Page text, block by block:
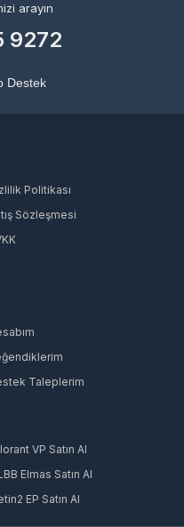
arayın
9272
Destek
Politikası
Sözleşmesi
Taleplerim
VP Satın Al
Elmas Satın Al
EP Satın Al